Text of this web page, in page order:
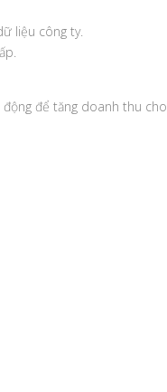
liệu công ty.
để tăng doanh thu cho